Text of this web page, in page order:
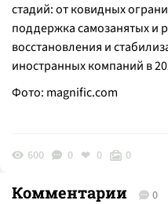
стадий: от ковидных
поддержка самозанятых и
восстановления и
иностранных компаний в
Фото: magnific.com
600 0 0 0
Комментарии 0